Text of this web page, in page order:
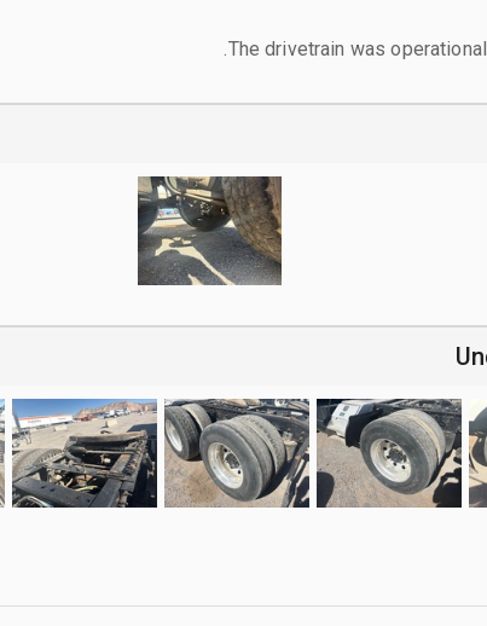
The drivetrain was operational.